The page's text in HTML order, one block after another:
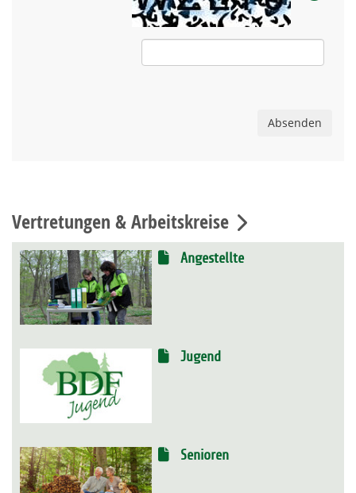
Absenden
Vertretungen & Arbeitskreise
Angestellte
Jugend
Senioren